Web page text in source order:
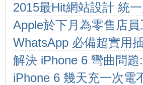
2015最Hit網站設計 統
Apple於下月為零售店
定！
WhatsApp 必備超實用
解決 iPhone 6 彎曲問
iPhone 6 幾天充一次電